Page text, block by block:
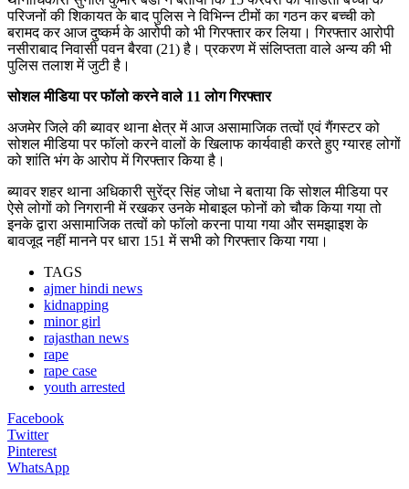
परिजनों की शिकायत के बाद पुलिस ने विभिन्न टीमों का गठन कर बच्ची को
बरामद कर आज दुष्कर्म के आरोपी को भी गिरफ्तार कर लिया। गिरफ्तार आरोपी
नसीराबाद निवासी पवन बैरवा (21) है। प्रकरण में संलिप्तता वाले अन्य की भी
पुलिस तलाश में जुटी है।
सोशल मीडिया पर फॉलो करने वाले 11 लोग गिरफ्तार
अजमेर जिले की ब्यावर थाना क्षेत्र में आज असामाजिक तत्वों एवं गैंगस्टर को
सोशल मीडिया पर फॉलो करने वालों के खिलाफ कार्यवाही करते हुए ग्यारह लोगों
को शांति भंग के आरोप में गिरफ्तार किया है।
ब्यावर शहर थाना अधिकारी सुरेंद्र सिंह जोधा ने बताया कि सोशल मीडिया पर
ऐसे लोगों को निगरानी में रखकर उनके मोबाइल फोनों को चौक किया गया तो
इनके द्वारा असामाजिक तत्वों को फॉलो करना पाया गया और समझाइश के
बावजूद नहीं मानने पर धारा 151 में सभी को गिरफ्तार किया गया।
TAGS
ajmer hindi news
kidnapping
minor girl
rajasthan news
rape
rape case
youth arrested
Facebook
Twitter
Pinterest
WhatsApp